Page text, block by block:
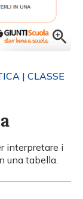
| CLASSE
interpretare i
una tabella.